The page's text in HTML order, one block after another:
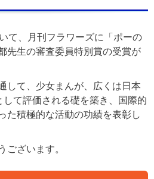
て、月刊フラワーズに「ポーの
先生の審査委員特別賞の受賞が
して、少女まんが、広くは日本
して評価される礎を築き、国際的
た積極的な活動の功績を表彰し
ございます。